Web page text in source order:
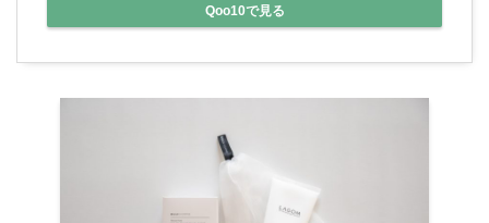
Qoo10で見る